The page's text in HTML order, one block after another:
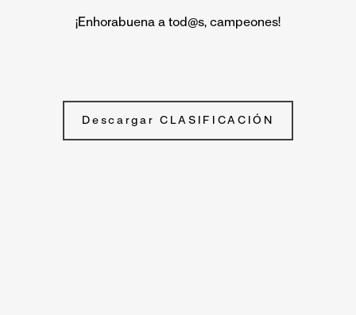
¡Enhorabuena a tod@s, campeones!
Descargar CLASIFICACIÓN